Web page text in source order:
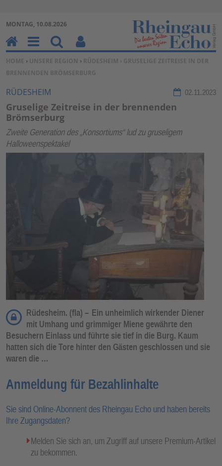
Zum Inhalt springen ↓
MONTAG, 10.08.2026
SIE BEFINDEN SICH HIER:
HOME › UNSERE REGION › RÜDESHEIM › GRUSELIGE ZEITREISE IN DER
BRENNENDEN BRÖMSERBURG
RÜDESHEIM 02.11.2023
Gruselige Zeitreise in der brennenden
Brömserburg
Zweite Generation des „Konsortiums“ lud zu gruseligem
Halloweenspektakel
Rüdesheim. (fla) – Ein unheimlich wirkender Diener
mit Umhang und grimmiger Miene gewährte den
Besuchern Einlass und führte sie tief in die Burg. Kaum
hatten sich die Tore hinter den Gästen geschlossen und sie
waren die …
Anmeldung für Bezahlinhalte
Sie sind Online-Abonnent des Rheingau Echo und haben bereits
Ihre Zugangsdaten?
Melden Sie sich an, um Zugriff auf unsere Premium-Artikel
zu bekommen.
H
o
m
e
M
en
u
Su
ch
en
Be
nu
tz
un
on
en